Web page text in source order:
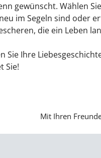
gewünscht. Wählen
im Segeln sind oder
die ein Leben
Sie Ihre
Sie!
Mit Ihren